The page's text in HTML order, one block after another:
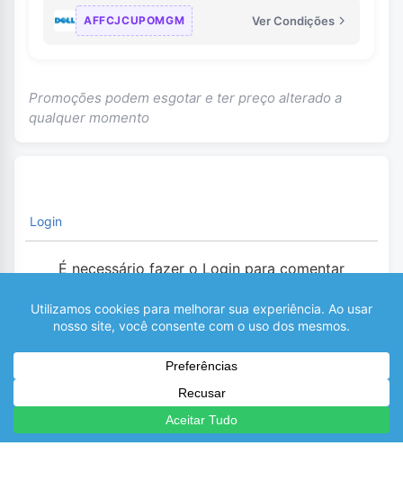
AFFCJCUPOMGM Ver Condições
Promoções podem esgotar e ter preço alterado a
qualquer momento
Login
É necessário fazer o Login para comentar
0 COMENTÁRIOS